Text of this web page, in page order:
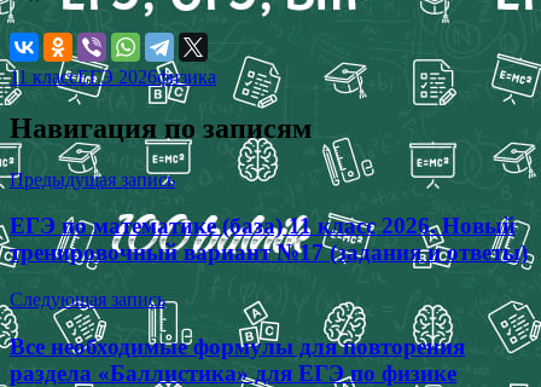
11 классЕГЭ 2026физика
Навигация по записям
Предыдущая запись
ЕГЭ по математике (база) 11 класс 2026. Новый
тренировочный вариант №17 (задания и ответы)
Следующая запись
Все необходимые формулы для повторения
раздела «Баллистика» для ЕГЭ по физике